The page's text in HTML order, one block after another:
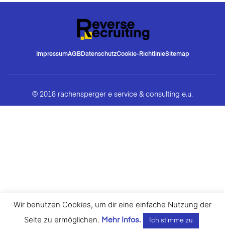
ImpressumAGBDatenschutzCookie-RichtlinieSitemap
© 2018 rachensperger e service & consulting e.u.
Wir benutzen Cookies, um dir eine einfache Nutzung der
Seite zu ermöglichen. Mehr Infos. Ich stimme zu